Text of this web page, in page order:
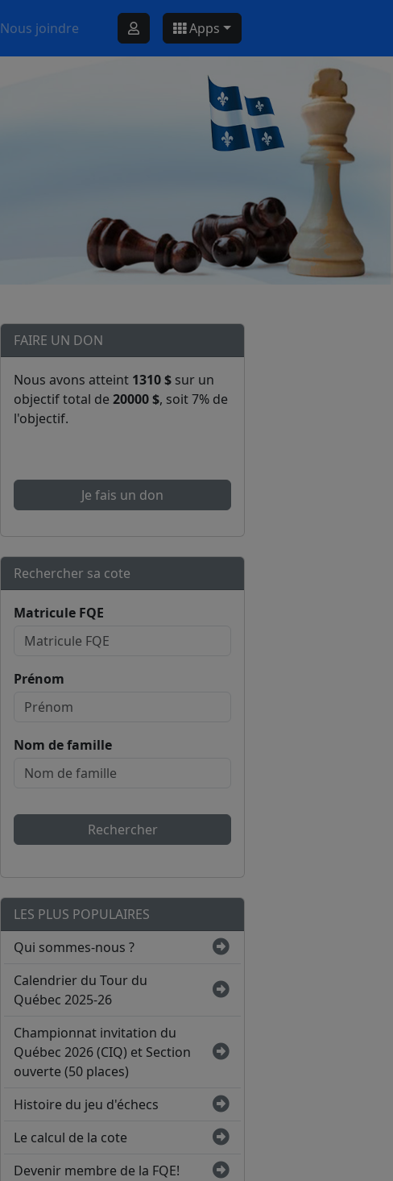
Nous joindre Apps
FAIRE UN DON
Nous avons atteint 1310 $ sur un
objectif total de 20000 $, soit 7% de
l'objectif.
Je fais un don
Rechercher sa cote
Matricule FQE
Prénom
Nom de famille
Rechercher
LES PLUS POPULAIRES
Qui sommes-nous ?
Calendrier du Tour du
Québec 2025-26
Championnat invitation du
Québec 2026 (CIQ) et Section
ouverte (50 places)
Histoire du jeu d'échecs
Le calcul de la cote
Devenir membre de la FQE!